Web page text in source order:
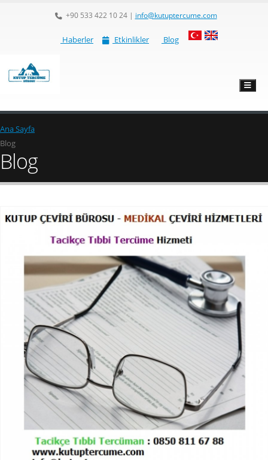
+90 533 422 10 24| info@kutuptercume.com
Haberler Etkinlikler Blog
Ana Sayfa
Blog
Blog